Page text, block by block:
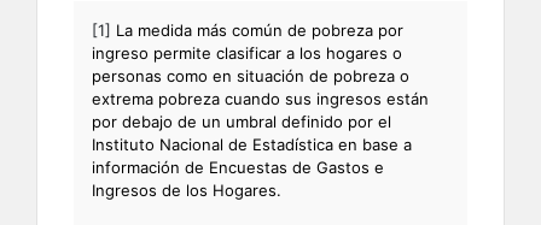
[1] La medida más común de pobreza por
ingreso permite clasificar a los hogares o
personas como en situación de pobreza o
extrema pobreza cuando sus ingresos están
por debajo de un umbral definido por el
Instituto Nacional de Estadística en base a
información de Encuestas de Gastos e
Ingresos de los Hogares.